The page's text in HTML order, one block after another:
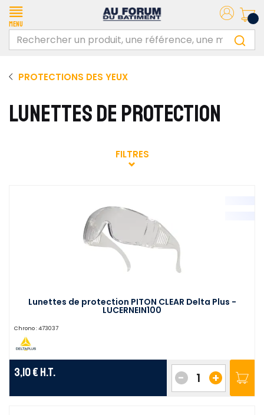
Menu
PROTECTIONS DES YEUX
LUNETTES DE PROTECTION
FILTRES
Lunettes de protection PITON CLEAR Delta Plus -
LUCERNEIN100
Chrono : 473037
3,10 € H.T. +
-